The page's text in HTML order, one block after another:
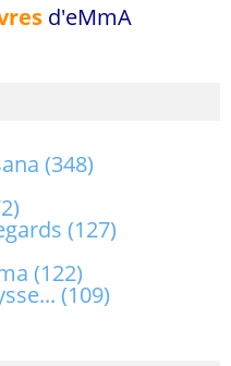
(348)
(127)
(122)
(109)
d'eMmA